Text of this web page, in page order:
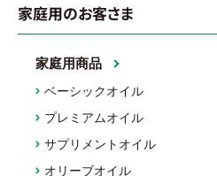
家庭用のお客さま
家庭用商品
ベーシックオイル
プレミアムオイル
サプリメントオイル
オリーブオイル